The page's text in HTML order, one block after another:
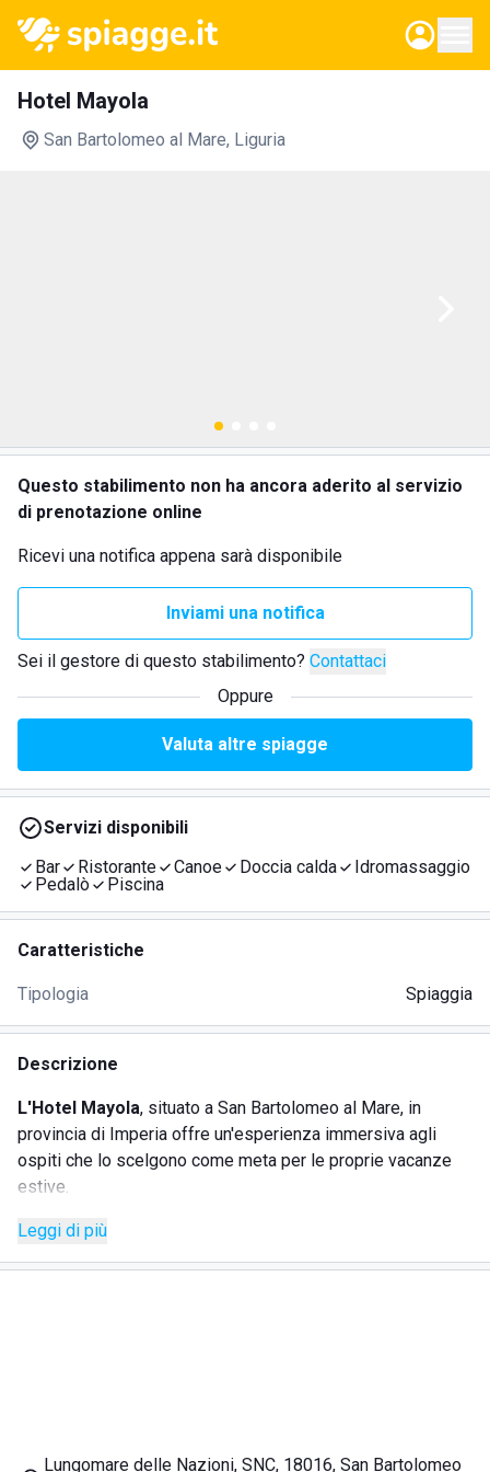
Hotel Mayola
San Bartolomeo al Mare, Liguria
Questo stabilimento non ha ancora aderito al servizio
di prenotazione online
Ricevi una notifica appena sarà disponibile
Inviami una notifica
Sei il gestore di questo stabilimento? Contattaci
Oppure
Valuta altre spiagge
Servizi disponibili
Bar
Ristorante Canoe Doccia calda
Idromassaggio
Pedalò
Piscina
Caratteristiche
Tipologia Spiaggia
Descrizione
L'Hotel Mayola, situato a San Bartolomeo al Mare, in
provincia di Imperia offre un'esperienza immersiva agli
ospiti che lo scelgono come meta per le proprie vacanze
estive.
struttura mette a disposizione dei clienti il
spiaggia. Lo stabilimento balneare si trova esattamente
Leggi di più
Lungomare delle Nazioni, SNC, 18016, San Bartolomeo